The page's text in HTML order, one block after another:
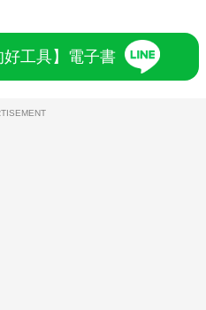
工具】電子書